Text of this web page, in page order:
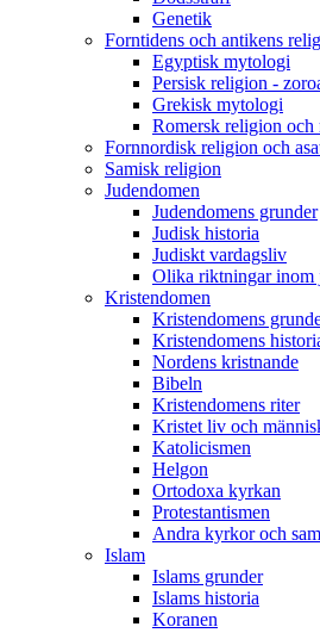
Genetik
Forntidens och antikens
Egyptisk mytologi
Persisk religion -
Grekisk mytologi
Romersk religion och
Fornnordisk religion och
Samisk religion
Judendomen
Judendomens grunder
Judisk historia
Judiskt vardagsliv
Olika riktningar inom
Kristendomen
Kristendomens
Kristendomens
Nordens kristnande
Bibeln
Kristendomens riter
Kristet liv och
Katolicismen
Helgon
Ortodoxa kyrkan
Protestantismen
Andra kyrkor och
Islam
Islams grunder
Islams historia
Koranen